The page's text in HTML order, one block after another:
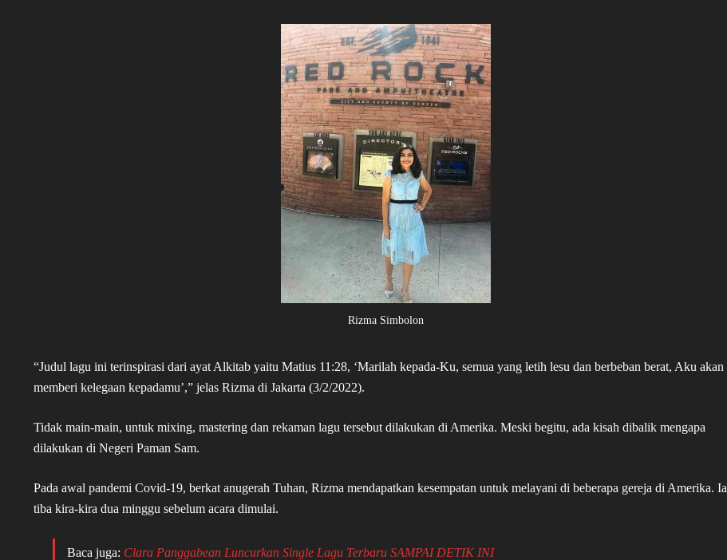
Rizma Simbolon
“Judul lagu ini terinspirasi dari ayat Alkitab yaitu Matius 11:28, ‘Marilah kepada-Ku, semua yang letih lesu dan berbeban berat, Aku akan
memberi kelegaan kepadamu’,” jelas Rizma di Jakarta (3/2/2022).
Tidak main-main, untuk mixing, mastering dan rekaman lagu tersebut dilakukan di Amerika. Meski begitu, ada kisah dibalik mengapa
dilakukan di Negeri Paman Sam.
Pada awal pandemi Covid-19, berkat anugerah Tuhan, Rizma mendapatkan kesempatan untuk melayani di beberapa gereja di Amerika. Ia
tiba kira-kira dua minggu sebelum acara dimulai.
Baca juga: Clara Panggabean Luncurkan Single Lagu Terbaru SAMPAI DETIK INI